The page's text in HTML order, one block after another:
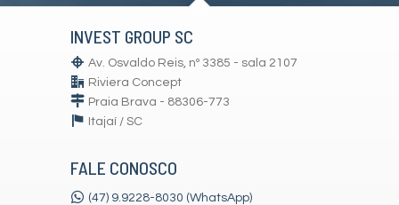
INVEST GROUP SC
Av. Osvaldo Reis, nº 3385 - sala 2107
Riviera Concept
Praia Brava - 88306-773
Itajaí / SC
FALE CONOSCO
(47) 9.9228-8030 (WhatsApp)